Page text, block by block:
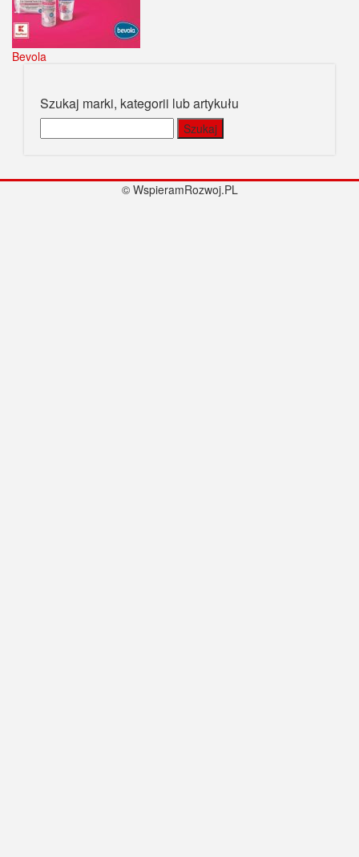
Bevola
Szukaj marki, kategorii lub artykułu
© WspieramRozwoj.PL